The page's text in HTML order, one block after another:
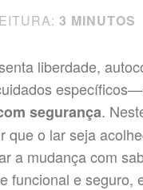
3 MINUTOS
liberdade,
segurança.
que o lar seja
a mudança com
funcional e seguro,